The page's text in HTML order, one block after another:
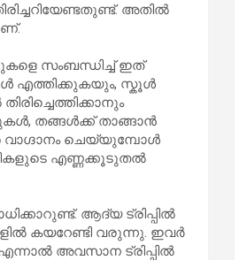
അതിൽ
സംബന്ധിച്ച് ഇത്
എത്തിക്കുകയും, സ്കൂൾ
തങ്ങൾക്ക് താങ്ങാൻ
വാഗ്ദാനം ചെയ്യുമ്പോൾ
എണ്ണക്കൂടുതൽ
ആദ്യ ട്രിപ്പിൽ
കയറേണ്ടി വരുന്നു. ഇവർ
അവസാന ട്രിപ്പിൽ